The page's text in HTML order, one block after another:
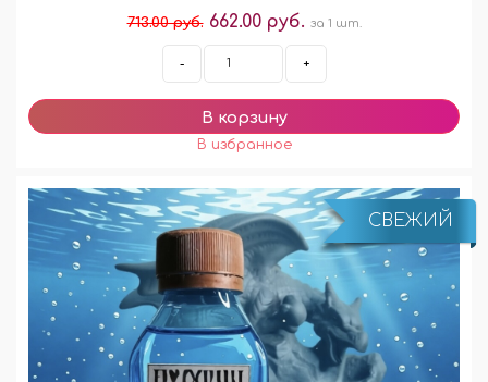
713.00 руб. 662.00 руб. за 1 шт.
- +
СВЕЖИЙ